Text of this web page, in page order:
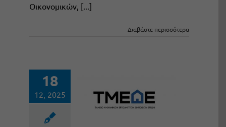
Οικονομικών, [...]
Διαβάστε περισσότερα
18
12, 2025